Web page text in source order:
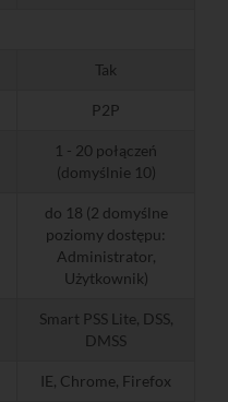
Tak
P2P
1 - 20 połączeń
(domyślnie 10)
do 18 (2 domyślne
poziomy dostępu:
Administrator,
Użytkownik)
Smart PSS Lite, DSS,
DMSS
IE, Chrome, Firefox